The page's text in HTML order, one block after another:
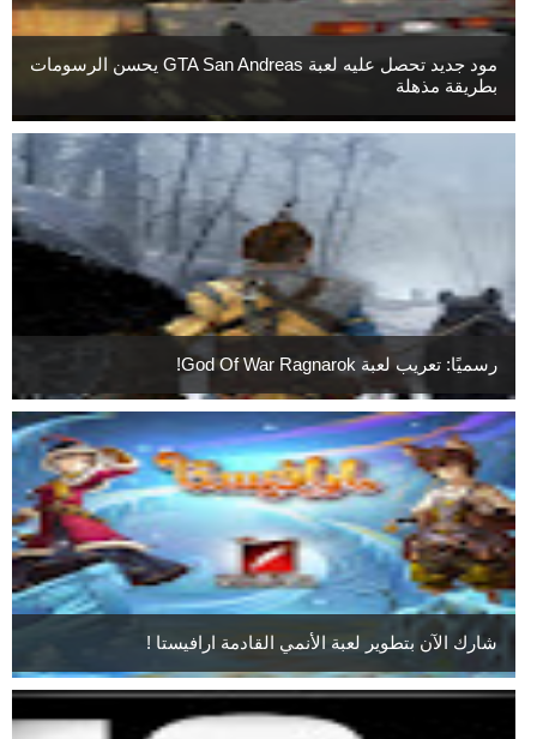
مود جديد تحصل عليه لعبة GTA San Andreas يحسن الرسومات
بطريقة مذهلة
رسميًا: تعريب لعبة God Of War Ragnarok!
شارك الآن بتطوير لعبة الأنمي القادمة ارافيستا !